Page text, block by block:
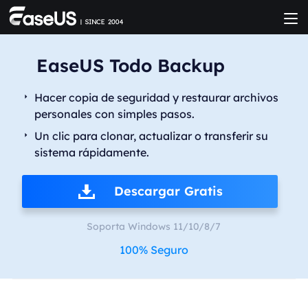
EaseUS Todo Backup
Hacer copia de seguridad y restaurar archivos
personales con simples pasos.
Un clic para clonar, actualizar o transferir su
sistema rápidamente.
Descargar Gratis
Soporta Windows 11/10/8/7
100% Seguro